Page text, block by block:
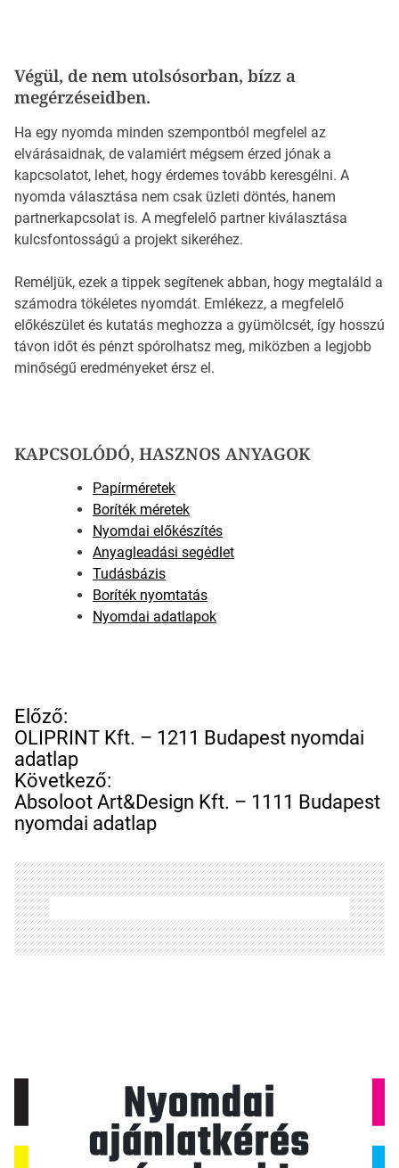
Végül, de nem utolsósorban, bízz a
megérzéseidben.
Ha egy nyomda minden szempontból megfelel az
elvárásaidnak, de valamiért mégsem érzed jónak a
kapcsolatot, lehet, hogy érdemes tovább keresgélni. A
nyomda választása nem csak üzleti döntés, hanem
partnerkapcsolat is. A megfelelő partner kiválasztása
kulcsfontosságú a projekt sikeréhez.
Reméljük, ezek a tippek segítenek abban, hogy megtaláld a
számodra tökéletes nyomdát. Emlékezz, a megfelelő
előkészület és kutatás meghozza a gyümölcsét, így hosszú
távon időt és pénzt spórolhatsz meg, miközben a legjobb
minőségű eredményeket érsz el.
KAPCSOLÓDÓ, HASZNOS ANYAGOK
Papírméretek
Boríték méretek
Nyomdai előkészítés
Anyagleadási segédlet
Tudásbázis
Boríték nyomtatás
Nyomdai adatlapok
B
e
j
e
g
y
z
é
s
n
a
v
ó
Előző:
OLIPRINT Kft. – 1211 Budapest nyomdai
adatlap
Következő:
Absoloot Art&Design Kft. – 1111 Budapest
nyomdai adatlap